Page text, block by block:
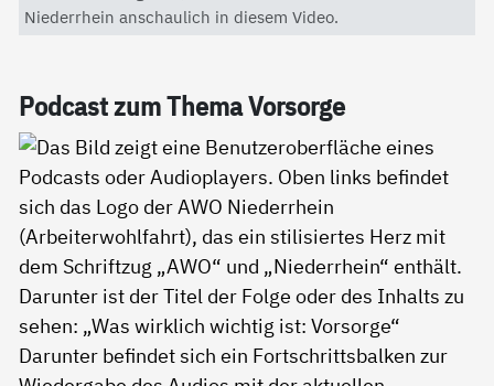
Niederrhein anschaulich in diesem Video.
Pod­cast zum The­ma Vor­sor­ge